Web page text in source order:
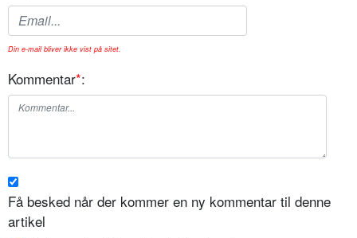
Din e-mail bliver ikke vist på sitet.
Kommentar*:
Få besked når der kommer en ny kommentar til denne
artikel